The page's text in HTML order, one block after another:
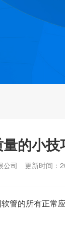
的小技
公司 更新时间：
管的所有正常